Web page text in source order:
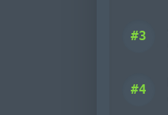
#3
#4